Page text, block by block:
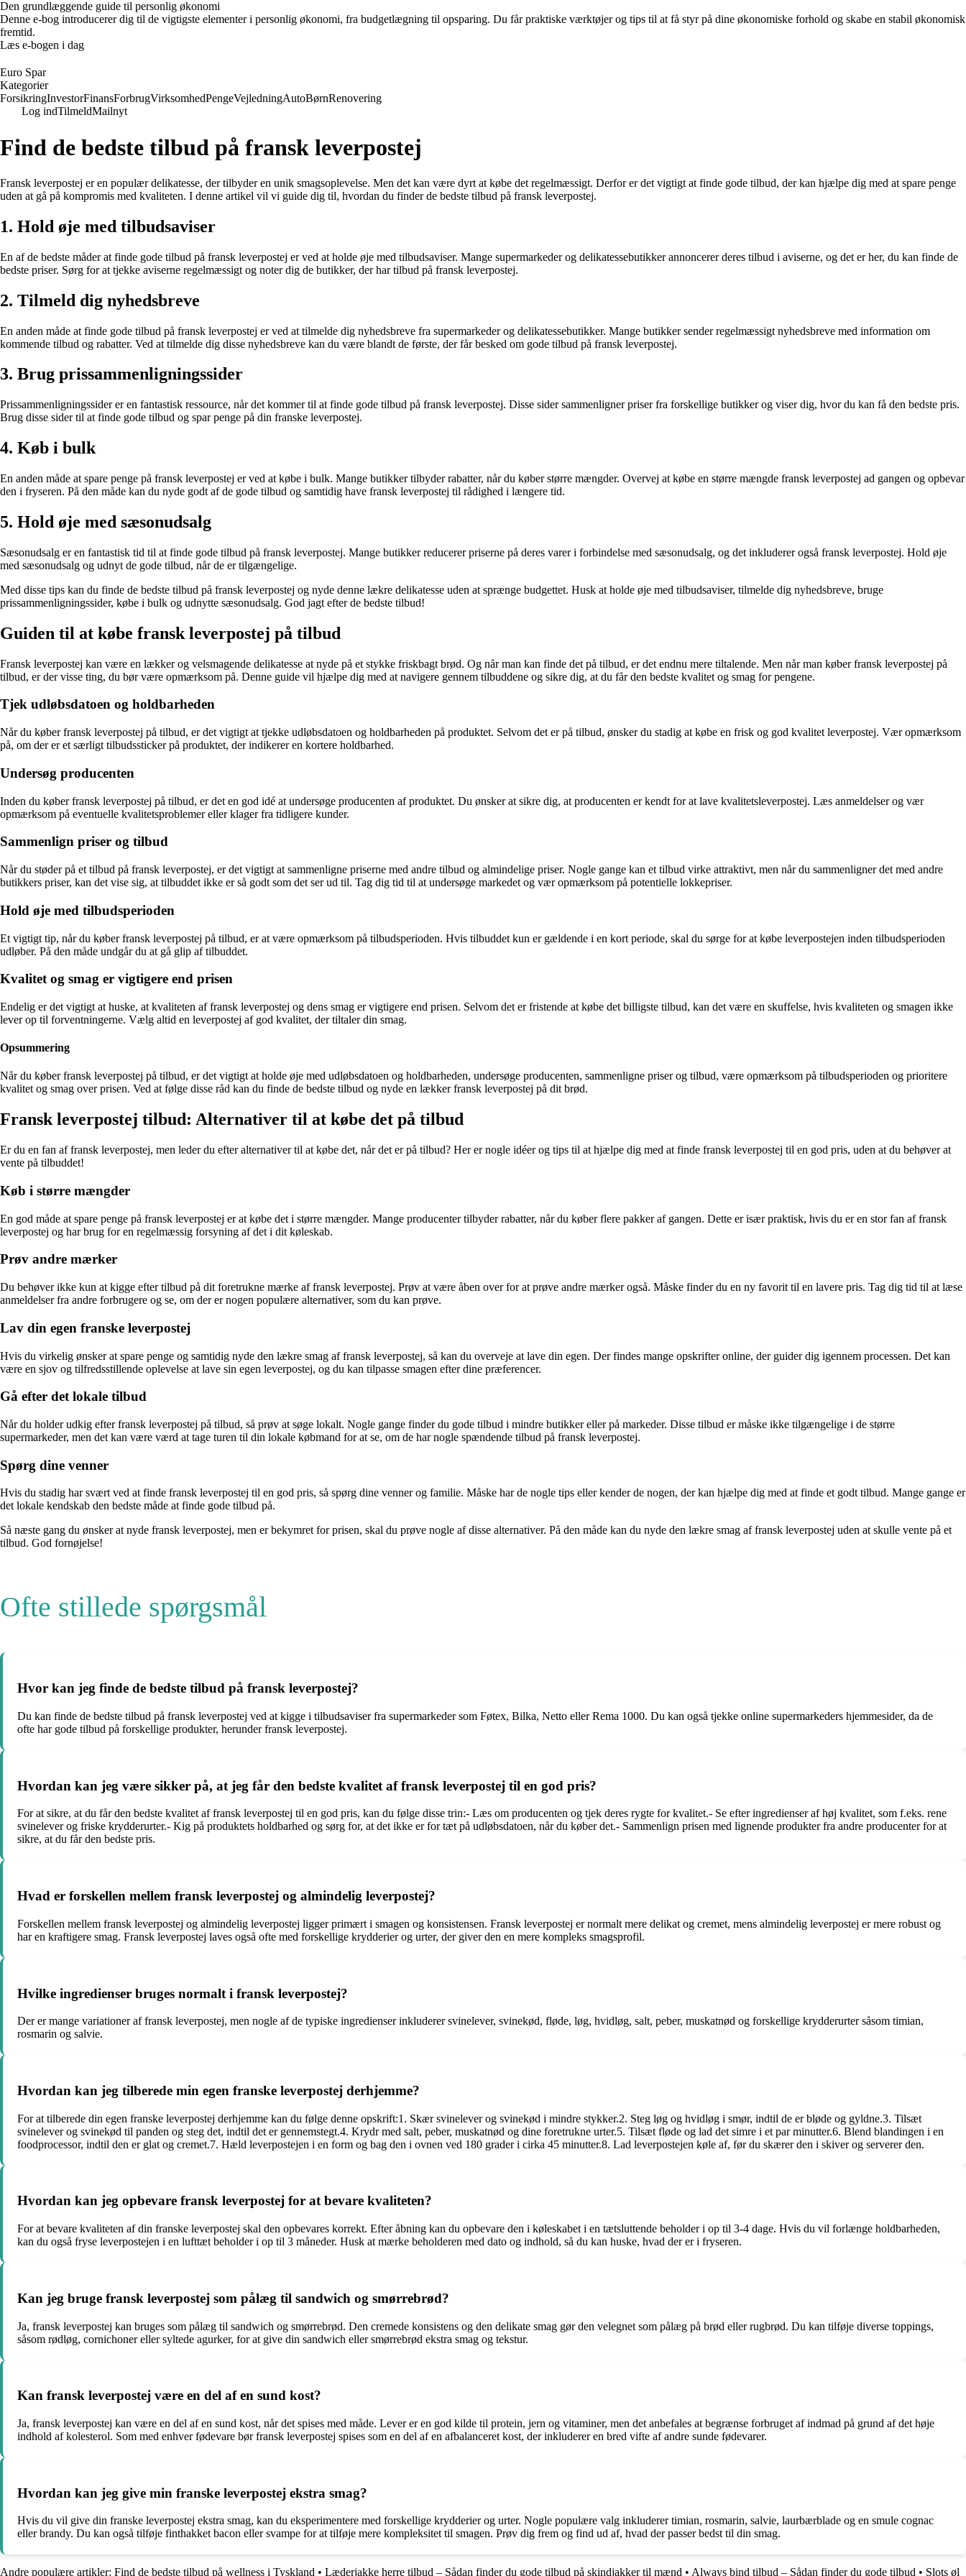
Den grundlæggende guide til personlig økonomi
Denne e-bog introducerer dig til de vigtigste elementer i personlig økonomi, fra budgetlægning til opsparing. Du får praktiske værktøjer og tips til at få styr på dine økonomiske forhold og skabe en stabil økonomisk
fremtid.
Læs e-bogen i dag
Euro Spar
Kategorier
ForsikringInvestorFinansForbrugVirksomhedPengeVejledningAutoBørnRenovering
Log indTilmeldMailnyt
Find de bedste tilbud på fransk leverpostej
Fransk leverpostej er en populær delikatesse, der tilbyder en unik smagsoplevelse. Men det kan være dyrt at købe det regelmæssigt. Derfor er det vigtigt at finde gode tilbud, der kan hjælpe dig med at spare penge
uden at gå på kompromis med kvaliteten. I denne artikel vil vi guide dig til, hvordan du finder de bedste tilbud på fransk leverpostej.
1. Hold øje med tilbudsaviser
En af de bedste måder at finde gode tilbud på fransk leverpostej er ved at holde øje med tilbudsaviser. Mange supermarkeder og delikatessebutikker annoncerer deres tilbud i aviserne, og det er her, du kan finde de
bedste priser. Sørg for at tjekke aviserne regelmæssigt og noter dig de butikker, der har tilbud på fransk leverpostej.
2. Tilmeld dig nyhedsbreve
En anden måde at finde gode tilbud på fransk leverpostej er ved at tilmelde dig nyhedsbreve fra supermarkeder og delikatessebutikker. Mange butikker sender regelmæssigt nyhedsbreve med information om
kommende tilbud og rabatter. Ved at tilmelde dig disse nyhedsbreve kan du være blandt de første, der får besked om gode tilbud på fransk leverpostej.
3. Brug prissammenligningssider
Prissammenligningssider er en fantastisk ressource, når det kommer til at finde gode tilbud på fransk leverpostej. Disse sider sammenligner priser fra forskellige butikker og viser dig, hvor du kan få den bedste pris.
Brug disse sider til at finde gode tilbud og spar penge på din franske leverpostej.
4. Køb i bulk
En anden måde at spare penge på fransk leverpostej er ved at købe i bulk. Mange butikker tilbyder rabatter, når du køber større mængder. Overvej at købe en større mængde fransk leverpostej ad gangen og opbevar
den i fryseren. På den måde kan du nyde godt af de gode tilbud og samtidig have fransk leverpostej til rådighed i længere tid.
5. Hold øje med sæsonudsalg
Sæsonudsalg er en fantastisk tid til at finde gode tilbud på fransk leverpostej. Mange butikker reducerer priserne på deres varer i forbindelse med sæsonudsalg, og det inkluderer også fransk leverpostej. Hold øje
med sæsonudsalg og udnyt de gode tilbud, når de er tilgængelige.
Med disse tips kan du finde de bedste tilbud på fransk leverpostej og nyde denne lækre delikatesse uden at sprænge budgettet. Husk at holde øje med tilbudsaviser, tilmelde dig nyhedsbreve, bruge
prissammenligningssider, købe i bulk og udnytte sæsonudsalg. God jagt efter de bedste tilbud!
Guiden til at købe fransk leverpostej på tilbud
Fransk leverpostej kan være en lækker og velsmagende delikatesse at nyde på et stykke friskbagt brød. Og når man kan finde det på tilbud, er det endnu mere tiltalende. Men når man køber fransk leverpostej på
tilbud, er der visse ting, du bør være opmærksom på. Denne guide vil hjælpe dig med at navigere gennem tilbuddene og sikre dig, at du får den bedste kvalitet og smag for pengene.
Tjek udløbsdatoen og holdbarheden
Når du køber fransk leverpostej på tilbud, er det vigtigt at tjekke udløbsdatoen og holdbarheden på produktet. Selvom det er på tilbud, ønsker du stadig at købe en frisk og god kvalitet leverpostej. Vær opmærksom
på, om der er et særligt tilbudssticker på produktet, der indikerer en kortere holdbarhed.
Undersøg producenten
Inden du køber fransk leverpostej på tilbud, er det en god idé at undersøge producenten af produktet. Du ønsker at sikre dig, at producenten er kendt for at lave kvalitetsleverpostej. Læs anmeldelser og vær
opmærksom på eventuelle kvalitetsproblemer eller klager fra tidligere kunder.
Sammenlign priser og tilbud
Når du støder på et tilbud på fransk leverpostej, er det vigtigt at sammenligne priserne med andre tilbud og almindelige priser. Nogle gange kan et tilbud virke attraktivt, men når du sammenligner det med andre
butikkers priser, kan det vise sig, at tilbuddet ikke er så godt som det ser ud til. Tag dig tid til at undersøge markedet og vær opmærksom på potentielle lokkepriser.
Hold øje med tilbudsperioden
Et vigtigt tip, når du køber fransk leverpostej på tilbud, er at være opmærksom på tilbudsperioden. Hvis tilbuddet kun er gældende i en kort periode, skal du sørge for at købe leverpostejen inden tilbudsperioden
udløber. På den måde undgår du at gå glip af tilbuddet.
Kvalitet og smag er vigtigere end prisen
Endelig er det vigtigt at huske, at kvaliteten af fransk leverpostej og dens smag er vigtigere end prisen. Selvom det er fristende at købe det billigste tilbud, kan det være en skuffelse, hvis kvaliteten og smagen ikke
lever op til forventningerne. Vælg altid en leverpostej af god kvalitet, der tiltaler din smag.
Opsummering
Når du køber fransk leverpostej på tilbud, er det vigtigt at holde øje med udløbsdatoen og holdbarheden, undersøge producenten, sammenligne priser og tilbud, være opmærksom på tilbudsperioden og prioritere
kvalitet og smag over prisen. Ved at følge disse råd kan du finde de bedste tilbud og nyde en lækker fransk leverpostej på dit brød.
Fransk leverpostej tilbud: Alternativer til at købe det på tilbud
Er du en fan af fransk leverpostej, men leder du efter alternativer til at købe det, når det er på tilbud? Her er nogle idéer og tips til at hjælpe dig med at finde fransk leverpostej til en god pris, uden at du behøver at
vente på tilbuddet!
Køb i større mængder
En god måde at spare penge på fransk leverpostej er at købe det i større mængder. Mange producenter tilbyder rabatter, når du køber flere pakker af gangen. Dette er især praktisk, hvis du er en stor fan af fransk
leverpostej og har brug for en regelmæssig forsyning af det i dit køleskab.
Prøv andre mærker
Du behøver ikke kun at kigge efter tilbud på dit foretrukne mærke af fransk leverpostej. Prøv at være åben over for at prøve andre mærker også. Måske finder du en ny favorit til en lavere pris. Tag dig tid til at læse
anmeldelser fra andre forbrugere og se, om der er nogen populære alternativer, som du kan prøve.
Lav din egen franske leverpostej
Hvis du virkelig ønsker at spare penge og samtidig nyde den lækre smag af fransk leverpostej, så kan du overveje at lave din egen. Der findes mange opskrifter online, der guider dig igennem processen. Det kan
være en sjov og tilfredsstillende oplevelse at lave sin egen leverpostej, og du kan tilpasse smagen efter dine præferencer.
Gå efter det lokale tilbud
Når du holder udkig efter fransk leverpostej på tilbud, så prøv at søge lokalt. Nogle gange finder du gode tilbud i mindre butikker eller på markeder. Disse tilbud er måske ikke tilgængelige i de større
supermarkeder, men det kan være værd at tage turen til din lokale købmand for at se, om de har nogle spændende tilbud på fransk leverpostej.
Spørg dine venner
Hvis du stadig har svært ved at finde fransk leverpostej til en god pris, så spørg dine venner og familie. Måske har de nogle tips eller kender de nogen, der kan hjælpe dig med at finde et godt tilbud. Mange gange er
det lokale kendskab den bedste måde at finde gode tilbud på.
Så næste gang du ønsker at nyde fransk leverpostej, men er bekymret for prisen, skal du prøve nogle af disse alternativer. På den måde kan du nyde den lækre smag af fransk leverpostej uden at skulle vente på et
tilbud. God fornøjelse!
Ofte stillede spørgsmål
Hvor kan jeg finde de bedste tilbud på fransk leverpostej?
Du kan finde de bedste tilbud på fransk leverpostej ved at kigge i tilbudsaviser fra supermarkeder som Føtex, Bilka, Netto eller Rema 1000. Du kan også tjekke online supermarkeders hjemmesider, da de
ofte har gode tilbud på forskellige produkter, herunder fransk leverpostej.
Hvordan kan jeg være sikker på, at jeg får den bedste kvalitet af fransk leverpostej til en god pris?
For at sikre, at du får den bedste kvalitet af fransk leverpostej til en god pris, kan du følge disse trin:- Læs om producenten og tjek deres rygte for kvalitet.- Se efter ingredienser af høj kvalitet, som f.eks. rene
svinelever og friske krydderurter.- Kig på produktets holdbarhed og sørg for, at det ikke er for tæt på udløbsdatoen, når du køber det.- Sammenlign prisen med lignende produkter fra andre producenter for at
sikre, at du får den bedste pris.
Hvad er forskellen mellem fransk leverpostej og almindelig leverpostej?
Forskellen mellem fransk leverpostej og almindelig leverpostej ligger primært i smagen og konsistensen. Fransk leverpostej er normalt mere delikat og cremet, mens almindelig leverpostej er mere robust og
har en kraftigere smag. Fransk leverpostej laves også ofte med forskellige krydderier og urter, der giver den en mere kompleks smagsprofil.
Hvilke ingredienser bruges normalt i fransk leverpostej?
Der er mange variationer af fransk leverpostej, men nogle af de typiske ingredienser inkluderer svinelever, svinekød, fløde, løg, hvidløg, salt, peber, muskatnød og forskellige krydderurter såsom timian,
rosmarin og salvie.
Hvordan kan jeg tilberede min egen franske leverpostej derhjemme?
For at tilberede din egen franske leverpostej derhjemme kan du følge denne opskrift:1. Skær svinelever og svinekød i mindre stykker.2. Steg løg og hvidløg i smør, indtil de er bløde og gyldne.3. Tilsæt
svinelever og svinekød til panden og steg det, indtil det er gennemstegt.4. Krydr med salt, peber, muskatnød og dine foretrukne urter.5. Tilsæt fløde og lad det simre i et par minutter.6. Blend blandingen i en
foodprocessor, indtil den er glat og cremet.7. Hæld leverpostejen i en form og bag den i ovnen ved 180 grader i cirka 45 minutter.8. Lad leverpostejen køle af, før du skærer den i skiver og serverer den.
Hvordan kan jeg opbevare fransk leverpostej for at bevare kvaliteten?
For at bevare kvaliteten af din franske leverpostej skal den opbevares korrekt. Efter åbning kan du opbevare den i køleskabet i en tætsluttende beholder i op til 3-4 dage. Hvis du vil forlænge holdbarheden,
kan du også fryse leverpostejen i en lufttæt beholder i op til 3 måneder. Husk at mærke beholderen med dato og indhold, så du kan huske, hvad der er i fryseren.
Kan jeg bruge fransk leverpostej som pålæg til sandwich og smørrebrød?
Ja, fransk leverpostej kan bruges som pålæg til sandwich og smørrebrød. Den cremede konsistens og den delikate smag gør den velegnet som pålæg på brød eller rugbrød. Du kan tilføje diverse toppings,
såsom rødløg, cornichoner eller syltede agurker, for at give din sandwich eller smørrebrød ekstra smag og tekstur.
Kan fransk leverpostej være en del af en sund kost?
Ja, fransk leverpostej kan være en del af en sund kost, når det spises med måde. Lever er en god kilde til protein, jern og vitaminer, men det anbefales at begrænse forbruget af indmad på grund af det høje
indhold af kolesterol. Som med enhver fødevare bør fransk leverpostej spises som en del af en afbalanceret kost, der inkluderer en bred vifte af andre sunde fødevarer.
Hvordan kan jeg give min franske leverpostej ekstra smag?
Hvis du vil give din franske leverpostej ekstra smag, kan du eksperimentere med forskellige krydderier og urter. Nogle populære valg inkluderer timian, rosmarin, salvie, laurbærblade og en smule cognac
eller brandy. Du kan også tilføje finthakket bacon eller svampe for at tilføje mere kompleksitet til smagen. Prøv dig frem og find ud af, hvad der passer bedst til din smag.
Andre populære artikler: Find de bedste tilbud på wellness i Tyskland • Læderjakke herre tilbud – Sådan finder du gode tilbud på skindjakker til mænd • Always bind tilbud – Sådan finder du gode tilbud • Slots øl